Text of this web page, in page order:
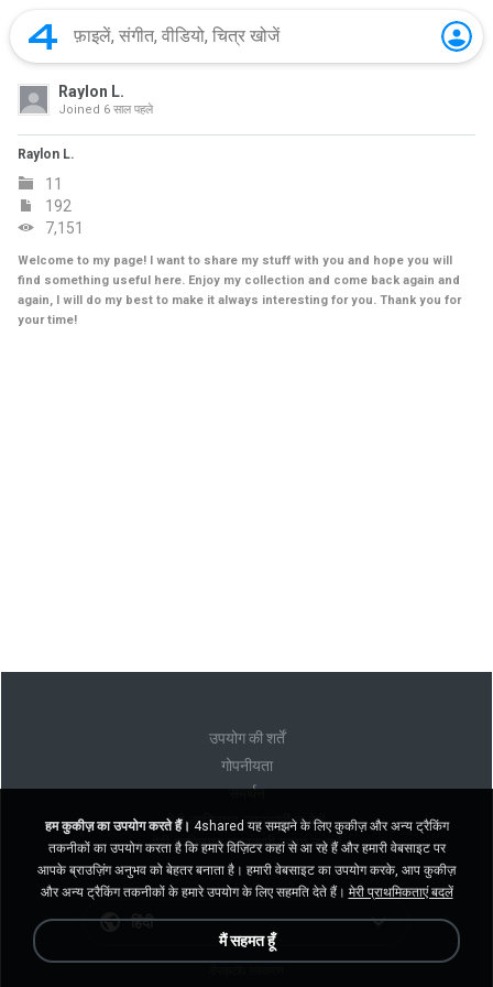
Raylon L.
Joined 6 साल पहले
Raylon L.
11
192
7,151
Welcome to my page! I want to share my stuff with you and hope you will
find something useful here. Enjoy my collection and come back again and
again, I will do my best to make it always interesting for you. Thank you for
your time!
उपयोग की शर्तें
गोपनीयता
समर्थन
मेरी व्यक्तिगत जानकारी न बेचें
मेरी व्यक्तिगत जानकारी साझा न करें
हिंदी
हम कुकीज़ का उपयोग करते हैं। 4shared यह समझने के लिए कुकीज़ और अन्य ट्रैकिंग
तकनीकों का उपयोग करता है कि हमारे विज़िटर कहां से आ रहे हैं और हमारी वेबसाइट पर
आपके ब्राउज़िंग अनुभव को बेहतर बनाता है। हमारी वेबसाइट का उपयोग करके, आप कुकीज़
और अन्य ट्रैकिंग तकनीकों के हमारे उपयोग के लिए सहमति देते हैं। मेरी प्राथमिकताएं बदलें
मैं सहमत हूँ